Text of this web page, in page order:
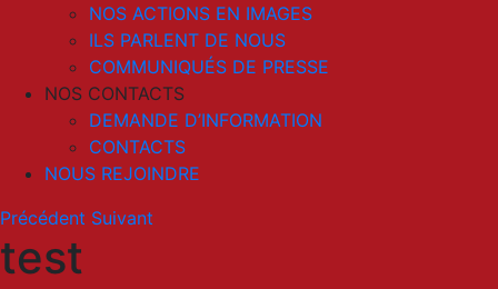
NOS ACTIONS EN IMAGES
ILS PARLENT DE NOUS
COMMUNIQUÉS DE PRESSE
NOS CONTACTS
DEMANDE D’INFORMATION
CONTACTS
NOUS REJOINDRE
Précédent Suivant
test